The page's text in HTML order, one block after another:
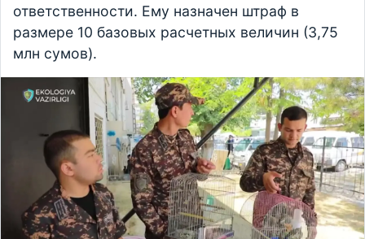
ответственности. Ему назначен штраф в
размере 10 базовых расчетных величин (3,75
млн сумов).